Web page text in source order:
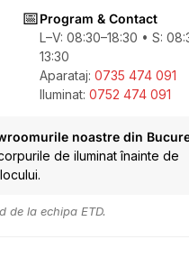
📅Program & Contact
L–V: 08:30–18:30 • S:
13:30
Aparataj: 0735 474 091
Iluminat: 0752 474 091
noastre din
de iluminat înainte de
de la echipa ETD.